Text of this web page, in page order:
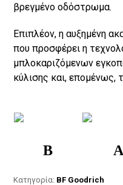
βρεγμένο οδόστρωμα.
Επιπλέον, η αυξημένη
που προσφέρει η
μπλοκαριζόμενων
κύλισης και, επομένως,
B A
Κατηγορία: BF Goodrich